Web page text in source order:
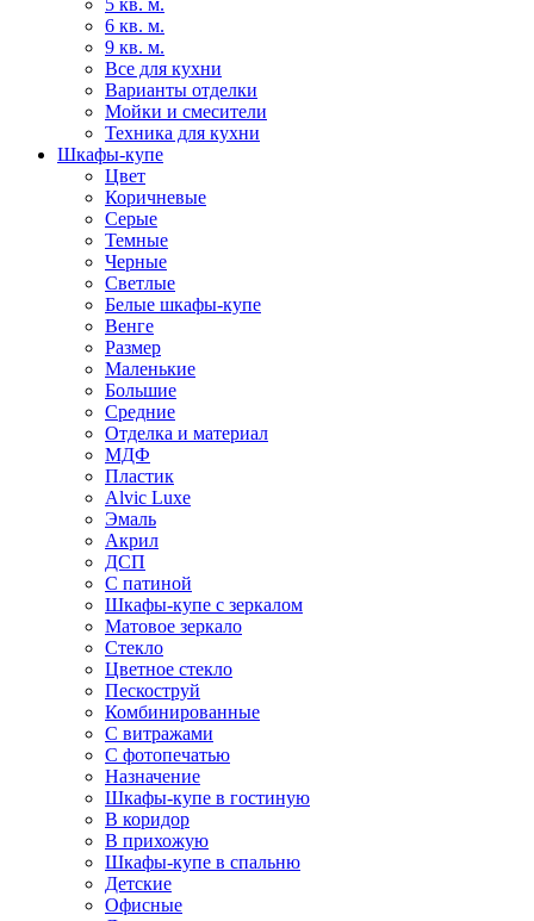
5 кв. м.
6 кв. м.
9 кв. м.
Все для кухни
Варианты отделки
Мойки и смесители
Техника для кухни
Шкафы-купе
Цвет
Коричневые
Серые
Темные
Черные
Светлые
Белые шкафы-купе
Венге
Размер
Маленькие
Большие
Средние
Отделка и материал
МДФ
Пластик
Alvic Luxe
Эмаль
Акрил
ДСП
С патиной
Шкафы-купе с зеркалом
Матовое зеркало
Стекло
Цветное стекло
Пескоструй
Комбинированные
С витражами
С фотопечатью
Назначение
Шкафы-купе в гостиную
В коридор
В прихожую
Шкафы-купе в спальню
Детские
Офисные